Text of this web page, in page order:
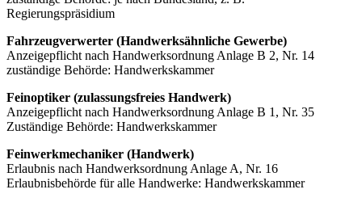
Regierungspräsidium
Fahrzeugverwerter (Handwerksähnliche Gewerbe)
Anzeigepflicht nach Handwerksordnung Anlage B 2, Nr. 14
zuständige Behörde: Handwerkskammer
Feinoptiker (zulassungsfreies Handwerk)
Anzeigepflicht nach Handwerksordnung Anlage B 1, Nr. 35
Zuständige Behörde: Handwerkskammer
Feinwerkmechaniker (Handwerk)
Erlaubnis nach Handwerksordnung Anlage A, Nr. 16
Erlaubnisbehörde für alle Handwerke: Handwerkskammer